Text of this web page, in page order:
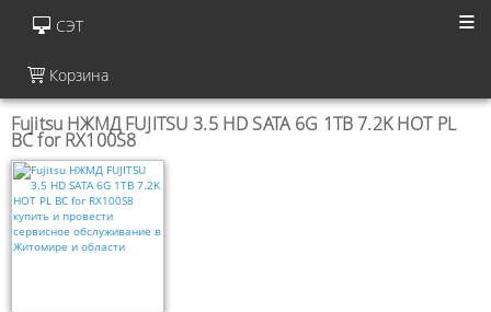
СЭТ
Корзина
Fujitsu НЖМД FUJITSU 3.5 HD SATA 6G 1TB 7.2K HOT PL
BC for RX100S8